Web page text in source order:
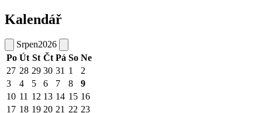
Kalendář
Srpen2026
Po Út St Čt Pá So Ne
27 28 29 30 31 1
2
3
4 5 6 7 8
9
10 11 12 13 14 15 16
17 18 19 20 21 22 23